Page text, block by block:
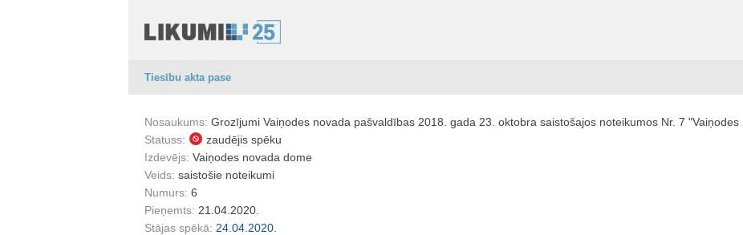
Tiesību akta pase
Nosaukums: Grozījumi Vaiņodes novada pašvaldības 2018. gada 23. oktobra saistošajos noteikumos Nr. 7 "Vaiņodes ..
Statuss:
zaudējis spēku
Izdevējs: Vaiņodes novada dome
Veids: saistošie noteikumi
Numurs: 6
Pieņemts: 21.04.2020.
Stājas spēkā: 24.04.2020.